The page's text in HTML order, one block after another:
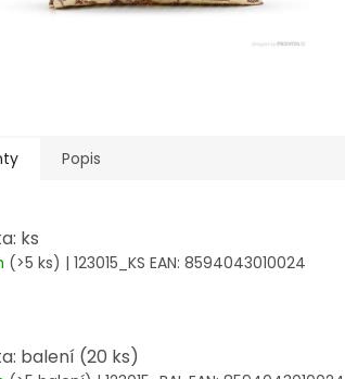
Popis
ks
(>5 ks) | 123015_KS EAN: 8594043010024
balení (20 ks)